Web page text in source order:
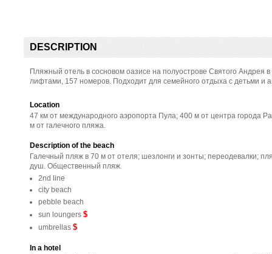
DESCRIPTION
Пляжный отель в сосновом оазисе на полуострове Святого Андрея
лифтами, 157 номеров. Подходит для семейного отдыха с детьми и
Location
47 км от международного аэропорта Пула; 400 м от центра города
м от галечного пляжа.
Description of the beach
Галечный пляж в 70 м от отеля; шезлонги и зонты; переодевалки;
душ. Общественный пляж.
2nd line
city beach
pebble beach
sun loungers $
umbrellas $
In a hotel